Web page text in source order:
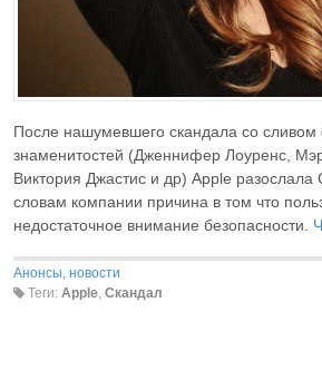
После нашумевшего скандала со
знаменитостей (Дженнифер Лоуренс,
Виктория Джастис и др) Apple
словам компании причина в том что
недостаточное внимание безопасности.
Анонсы, новости
Теги: Apple, Скандал